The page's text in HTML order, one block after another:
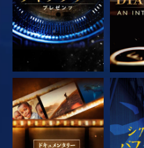
シリーズを探求